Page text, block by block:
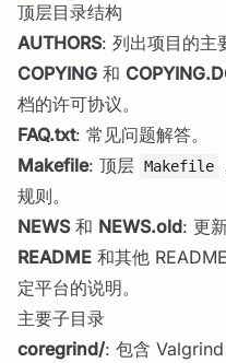
顶层目录结构
AUTHORS: 列出项目的主
COPYING 和
档的许可协议。
FAQ.txt: 常见问题解答。
Makefile: 顶层 Makefile
规则。
NEWS和 NEWS.old: 更
README 和其他
定平台的说明。
主要子目录
coregrind/: 包含 Valgrind